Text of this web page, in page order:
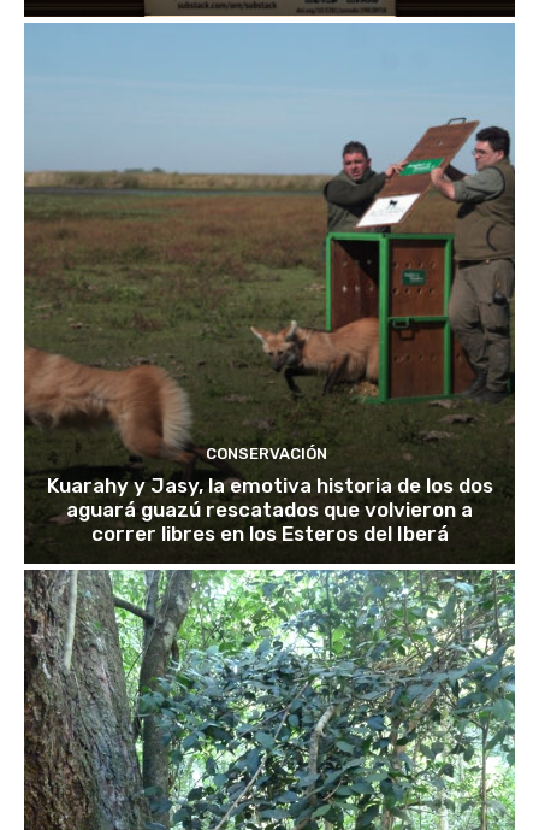
CONSERVACIÓN
Kuarahy y Jasy, la emotiva historia de los dos
aguará guazú rescatados que volvieron a
correr libres en los Esteros del Iberá